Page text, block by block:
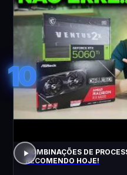
10
COMBINAÇÕES DE
RECOMENDO HOJE!